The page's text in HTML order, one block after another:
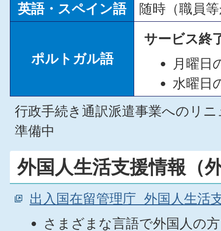
英語・スペイン語
随時（職員
ポルトガル語
サービス終
月曜日
水曜日
行政手続き通訳派遣事業へのリ
準備中
外国人生活支援情報（
出入国在留管理庁 外国人生活
さまざまな言語で外国人の